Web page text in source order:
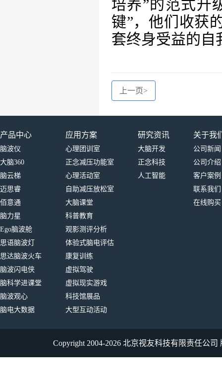
培养”的范式升
键”，他们收获
套终身受益的自
上一页>
产品中心
脑波仪
大脑360
脑云梯
迈思睿
佰意通
脑力星
Ego脑波舱
思语脑波灯
思达脑波火车
脑波闪电侠
脑科学进课堂
脑波观心
脑电大数据
应用方案
心理团训室
正念减压功能室
心理活动室
自助减压放松室
大脑课堂
科普教育
观影测评分析
体验式脑电评估
康复训练
虚拟驾驶
虚拟现实游戏
科技馆展品
大型互动活动
研究资讯
大脑开发
正念科技
人工智能
关于我
公司新闻
公司介绍
客户案例
联系我们
在线购买
Copyright 2004-2026 北京视友科技有限责任公